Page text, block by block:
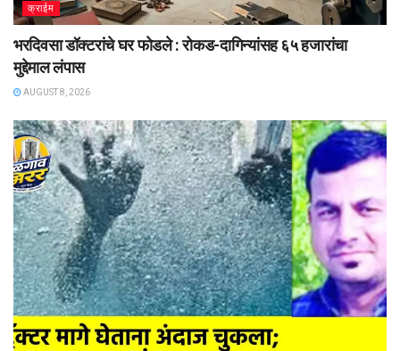
क्राईम
भरदिवसा डॉक्टरांचे घर फोडले : रोकड-दागिन्यांसह ६५ हजारांचा
मुद्देमाल लंपास
AUGUST 8, 2026